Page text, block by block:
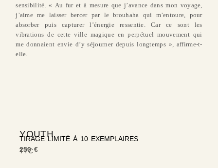
sensibilité. « Au fur et à mesure que j’avance dans mon voyage,
j’aime me laisser bercer par le brouhaha qui m’entoure, pour
absorber puis capturer l’énergie ressentie. Car ce sont les
vibrations de cette ville magique en perpétuel mouvement qui
me donnaient envie d’y séjourner depuis longtemps », affirme-t-
elle.
YOUTH
TIRAGE LIMITÉ À 10 EXEMPLAIRES
250 €
TTC